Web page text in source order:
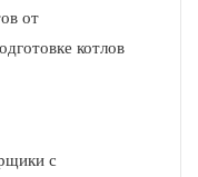
от
котлов
с